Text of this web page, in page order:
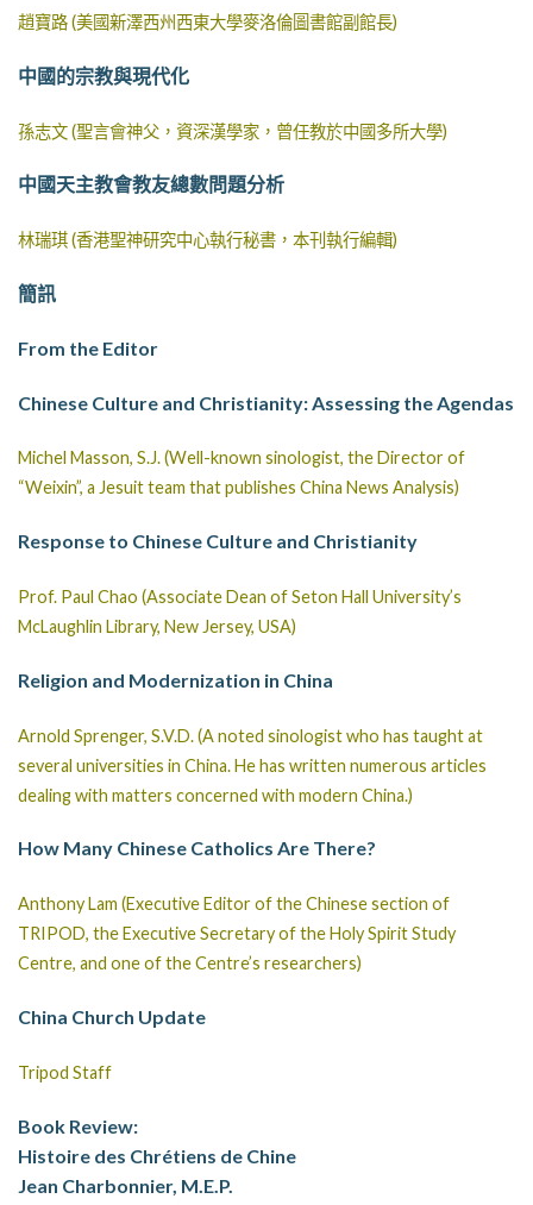
趙寶路 (美國新澤西州西東大學麥洛倫圖書館副館長)
中國的宗教與現代化
孫志文 (聖言會神父，資深漢學家，曾任教於中國多所大學)
中國天主教會教友總數問題分析
林瑞琪 (香港聖神研究中心執行秘書，本刊執行編輯)
簡訊
From the Editor
Chinese Culture and Christianity: Assessing the Agendas
Michel Masson, S.J. (Well-known sinologist, the Director of
“Weixin”, a Jesuit team that publishes China News Analysis)
Response to Chinese Culture and Christianity
Prof. Paul Chao (Associate Dean of Seton Hall University’s
McLaughlin Library, New Jersey, USA)
Religion and Modernization in China
Arnold Sprenger, S.V.D. (A noted sinologist who has taught at
several universities in China. He has written numerous articles
dealing with matters concerned with modern China.)
How Many Chinese Catholics Are There?
Anthony Lam (Executive Editor of the Chinese section of
TRIPOD, the Executive Secretary of the Holy Spirit Study
Centre, and one of the Centre’s researchers)
China Church Update
Tripod Staff
Book Review:
Histoire des Chrétiens de Chine
Jean Charbonnier, M.E.P.